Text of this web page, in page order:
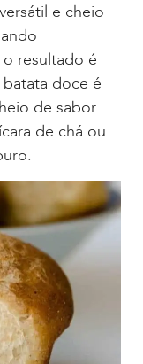
e cheio
resultado é
doce é
de sabor.
de chá ou